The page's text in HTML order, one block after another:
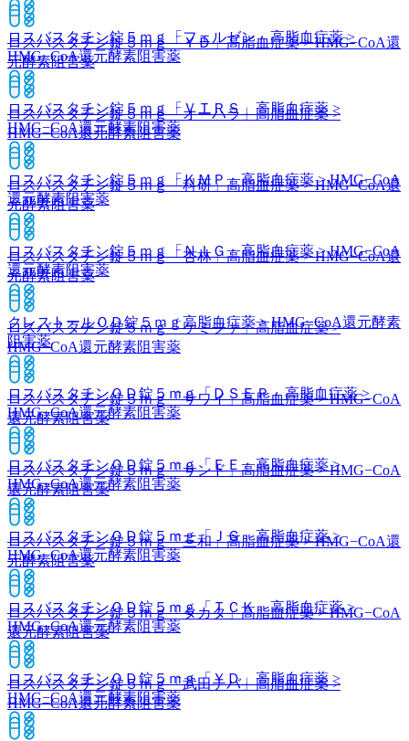
ロスバスタチン錠５ｍｇ「フェルゼン」高脂血症薬 >
HMG−CoA還元酵素阻害薬
ロスバスタチン錠５ｍｇ「ＶＴＲＳ」 高脂血症薬 >
HMG−CoA還元酵素阻害薬
ロスバスタチン錠５ｍｇ「ＫＭＰ」高脂血症薬 > HMG−CoA
還元酵素阻害薬
ロスバスタチン錠５ｍｇ「ＮＩＧ」高脂血症薬 > HMG−CoA
還元酵素阻害薬
クレストールＯＤ錠５ｍｇ高脂血症薬 > HMG−CoA還元酵素
阻害薬
ロスバスタチンＯＤ錠５ｍｇ「ＤＳＥＰ」高脂血症薬 >
HMG−CoA還元酵素阻害薬
ロスバスタチンＯＤ錠５ｍｇ「ＥＥ」高脂血症薬 >
HMG−CoA還元酵素阻害薬
ロスバスタチンＯＤ錠５ｍｇ「ＪＧ」高脂血症薬 >
HMG−CoA還元酵素阻害薬
ロスバスタチンＯＤ錠５ｍｇ「ＴＣＫ」高脂血症薬 >
HMG−CoA還元酵素阻害薬
ロスバスタチンＯＤ錠５ｍｇ「ＹＤ」 高脂血症薬 >
HMG−CoA還元酵素阻害薬
ロスバスタチン錠５ｍｇ「ＹＤ」高脂血症薬 > HMG−CoA還
元酵素阻害薬
ロスバスタチン錠５ｍｇ「オーハラ」高脂血症薬 >
HMG−CoA還元酵素阻害薬
ロスバスタチン錠５ｍｇ「科研」高脂血症薬 > HMG−CoA還
元酵素阻害薬
ロスバスタチン錠５ｍｇ「杏林」高脂血症薬 > HMG−CoA還
元酵素阻害薬
ロスバスタチン錠５ｍｇ「ケミファ」高脂血症薬 >
HMG−CoA還元酵素阻害薬
ロスバスタチン錠５ｍｇ「サワイ」高脂血症薬 > HMG−CoA
還元酵素阻害薬
ロスバスタチン錠５ｍｇ「サンド」高脂血症薬 > HMG−CoA
還元酵素阻害薬
ロスバスタチン錠５ｍｇ「三和」高脂血症薬 > HMG−CoA還
元酵素阻害薬
ロスバスタチン錠５ｍｇ「タカタ」高脂血症薬 > HMG−CoA
還元酵素阻害薬
ロスバスタチン錠５ｍｇ「武田テバ」高脂血症薬 >
HMG−CoA還元酵素阻害薬